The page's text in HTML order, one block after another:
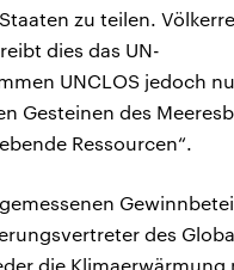
zu teilen.
dies das UN-
UNCLOS jedoch
Gesteinen des
Ressourcen“.
des
die Klimaerwärmung